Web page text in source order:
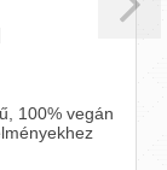
100% vegán